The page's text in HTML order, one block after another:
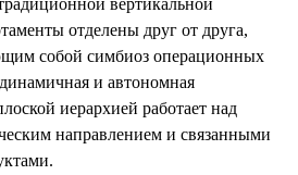
отделены друг от друга,
собой симбиоз операционных
и автономная
иерархией работает над
направлением и связанными